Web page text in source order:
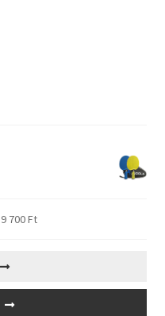
9 700Ft